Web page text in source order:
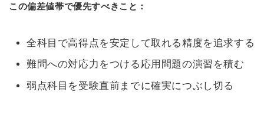
この偏差値帯で優先すべきこと：
全科目で高得点を安定して取れる精度を追求する
難問への対応力をつける応用問題の演習を積む
弱点科目を受験直前までに確実につぶし切る